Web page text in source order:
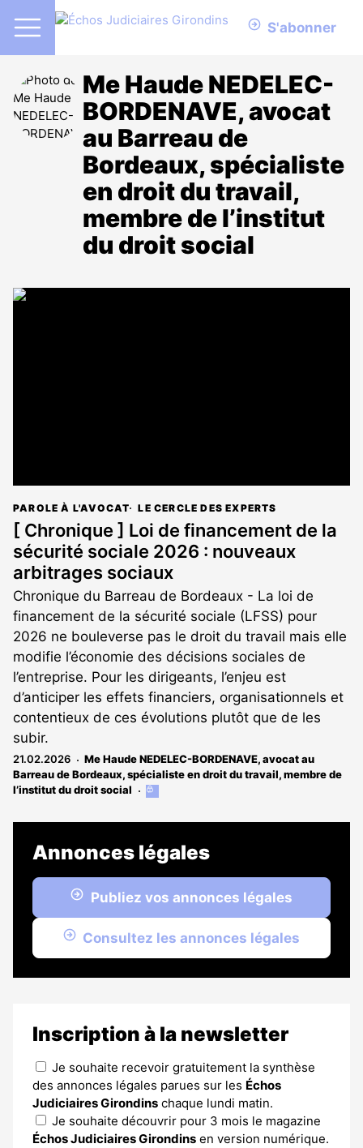
S'abonner
Me Haude NEDELEC-
BORDENAVE, avocat
au Barreau de
Bordeaux, spécialiste
en droit du travail,
membre de l’institut
du droit social
PAROLE À L'AVOCAT LE CERCLE DES EXPERTS
[ Chronique ] Loi de financement de la
sécurité sociale 2026 : nouveaux
arbitrages sociaux
Chronique du Barreau de Bordeaux - La loi de
financement de la sécurité sociale (LFSS) pour
2026 ne bouleverse pas le droit du travail mais elle
modifie l’économie des décisions sociales de
l’entreprise. Pour les dirigeants, l’enjeu est
d’anticiper les effets financiers, organisationnels et
contentieux de ces évolutions plutôt que de les
subir.
21.02.2026
Me Haude NEDELEC-BORDENAVE, avocat au
Barreau de Bordeaux, spécialiste en droit du travail, membre de
l’institut du droit social
Cet
est
aux
abonnés
Annonces légales
Publiez vos annonces légales
Consultez les annonces légales
Inscription à la newsletter
Je souhaite recevoir gratuitement la synthèse
des annonces légales parues sur les Échos
Judiciaires Girondins chaque lundi matin.
Je souhaite découvrir pour 3 mois le magazine
Échos Judiciaires Girondins en version numérique.